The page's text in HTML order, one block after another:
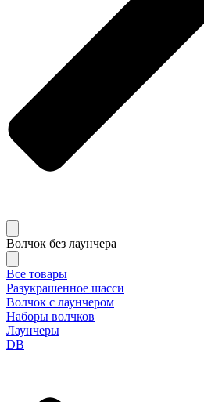
Волчок без лаунчера
Все товары
Разукрашенное шасси
Волчок с лаунчером
Наборы волчков
Лаунчеры
DB